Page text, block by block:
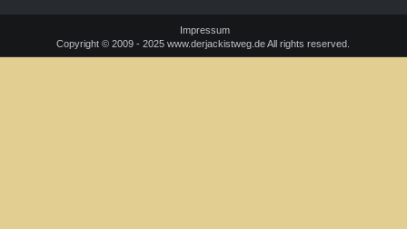
Impressum
Copyright © 2009 - 2025 www.derjackistweg.de All rights reserved.